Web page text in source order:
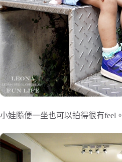
小娃隨便一坐也可以拍得很有feel。